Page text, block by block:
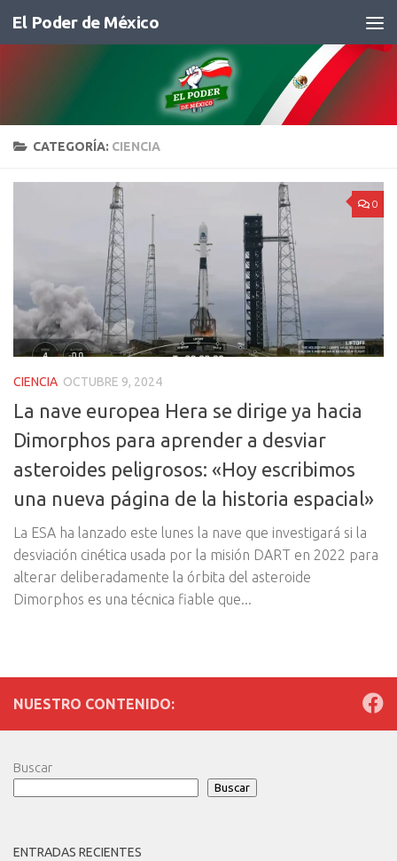
Saltar al contenido
El Poder de México
CATEGORÍA: CIENCIA
0
CIENCIA OCTUBRE 9, 2024
La nave europea Hera se dirige ya hacia
Dimorphos para aprender a desviar
asteroides peligrosos: «Hoy escribimos
una nueva página de la historia espacial»
La ESA ha lanzado este lunes la nave que investigará si la
desviación cinética usada por la misión DART en 2022 para
alterar deliberadamente la órbita del asteroide
Dimorphos es una técnica fiable que...
NUESTRO CONTENIDO:
Buscar
Buscar
ENTRADAS RECIENTES